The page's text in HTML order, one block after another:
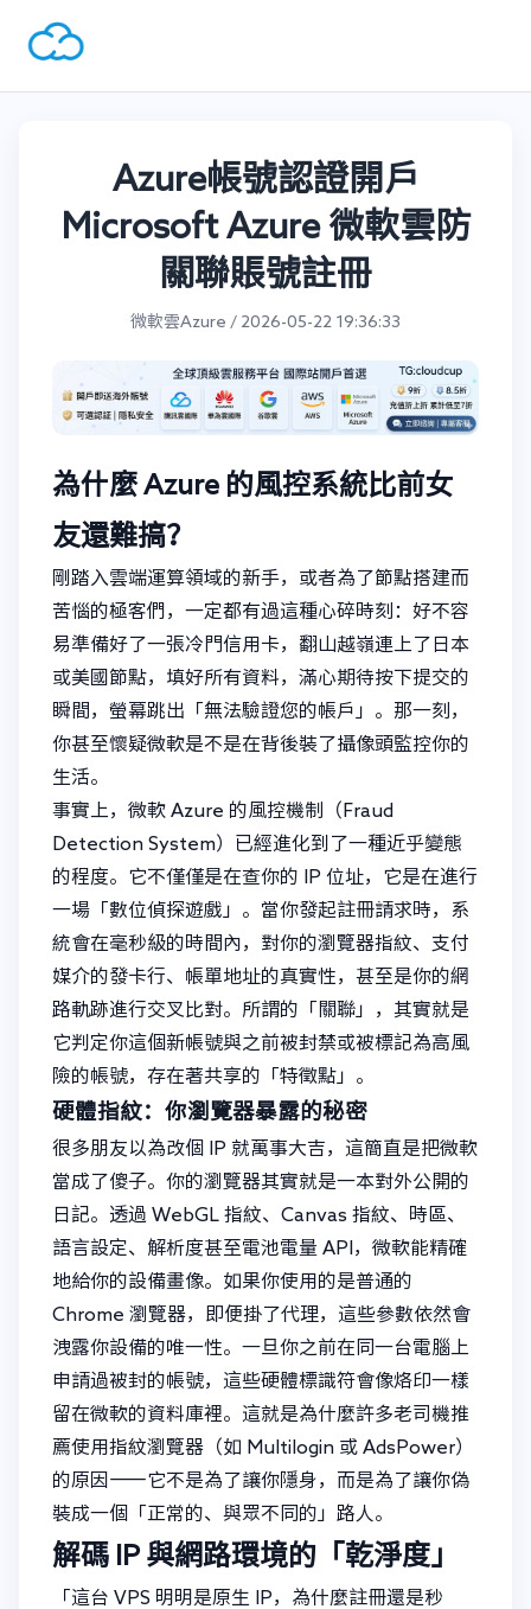
Azure帳號認證開戶
Microsoft Azure 微軟雲防
關聯賬號註冊
微軟雲Azure / 2026-05-22 19:36:33
為什麼 Azure 的風控系統比前女
友還難搞？
剛踏入雲端運算領域的新手，或者為了節點搭建而
苦惱的極客們，一定都有過這種心碎時刻：好不容
易準備好了一張冷門信用卡，翻山越嶺連上了日本
或美國節點，填好所有資料，滿心期待按下提交的
瞬間，螢幕跳出「無法驗證您的帳戶」。那一刻，
你甚至懷疑微軟是不是在背後裝了攝像頭監控你的
生活。
事實上，微軟 Azure 的風控機制（Fraud
Detection System）已經進化到了一種近乎變態
的程度。它不僅僅是在查你的 IP 位址，它是在進行
一場「數位偵探遊戲」。當你發起註冊請求時，系
統會在毫秒級的時間內，對你的瀏覽器指紋、支付
媒介的發卡行、帳單地址的真實性，甚至是你的網
路軌跡進行交叉比對。所謂的「關聯」，其實就是
它判定你這個新帳號與之前被封禁或被標記為高風
險的帳號，存在著共享的「特徵點」。
硬體指紋：你瀏覽器暴露的秘密
很多朋友以為改個 IP 就萬事大吉，這簡直是把微軟
當成了傻子。你的瀏覽器其實就是一本對外公開的
日記。透過 WebGL 指紋、Canvas 指紋、時區、
語言設定、解析度甚至電池電量 API，微軟能精確
地給你的設備畫像。如果你使用的是普通的
Chrome 瀏覽器，即便掛了代理，這些參數依然會
洩露你設備的唯一性。一旦你之前在同一台電腦上
申請過被封的帳號，這些硬體標識符會像烙印一樣
留在微軟的資料庫裡。這就是為什麼許多老司機推
薦使用指紋瀏覽器（如 Multilogin 或 AdsPower）
的原因——它不是為了讓你隱身，而是為了讓你偽
裝成一個「正常的、與眾不同的」路人。
解碼 IP 與網路環境的「乾淨度」
「這台 VPS 明明是原生 IP，為什麼註冊還是秒